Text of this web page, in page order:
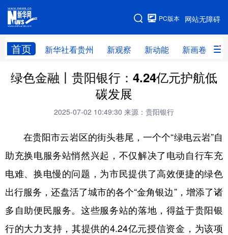
网站无障碍
PC版本
首页 新华社看贵州 新观察 新动能 新画卷
网站地图
新华社看贵州 新观察 新动能 新画卷
贵州领导
直播
畅游贵州 数字贵州 律动贵州 健康贵州
光影贵州 部门之窗 县区直达 企业速递
六盘水 毕节 铜仁 黔东南
黔南 黔西南
绿色金融丨贵阳银行：4.24亿元护航低
碳发展
2025-07-02 10:49:30 来源：贵阳银行
在贵阳市云岩区的街头巷尾，一个个“绿电云岩”自
助充换电服务站悄然兴起，不仅解决了电动自行车充
电难、换电慢的问题，为市民提供了高效便捷的绿色
出行服务，还盘活了城市的各个“金角银边”，增添了诸
多自助便民服务。这些服务站的落地，得益于贵阳银
行的大力支持，其提供的4.24亿元授信资金，为该项